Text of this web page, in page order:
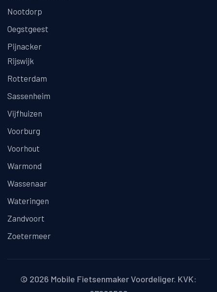
Nootdorp
Oegstgeest
Pijnacker
Rijswijk
Rotterdam
Sassenheim
Vijfhuizen
Voorburg
Voorhout
Warmond
Wassenaar
Wateringen
Zandvoort
Zoetermeer
© 2026 Mobile Fietsenmaker Voordeliger. KVK: